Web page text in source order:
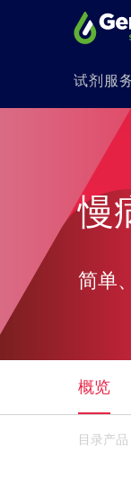
试剂服
慢
简单
概览
目录产品